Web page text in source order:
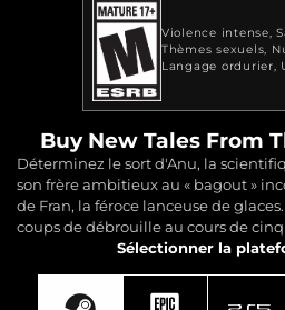
Violence intense
Thèmes sexuels
Langage ordurier
Buy New Tales From
Déterminez le sort d'Anu, la
son frère ambitieux au « bagout »
de Fran, la féroce lanceuse de
coups de débrouille au cours de
Sélectionner la